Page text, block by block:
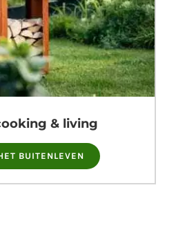
& living
BUITENLEVEN